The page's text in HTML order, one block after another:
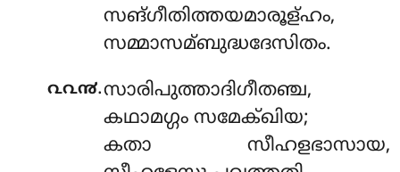
സങ്ഗീതിത്തയമാരൂള്ഹം,
സമ്മാസമ്ബുദ്ധദേസിതം.
൨൨൯.സാരിപുത്താദിഗീതഞ്ച,
കഥാമഗ്ഗം സമേക്ഖിയ;
കതാ സീഹളഭാസായ,